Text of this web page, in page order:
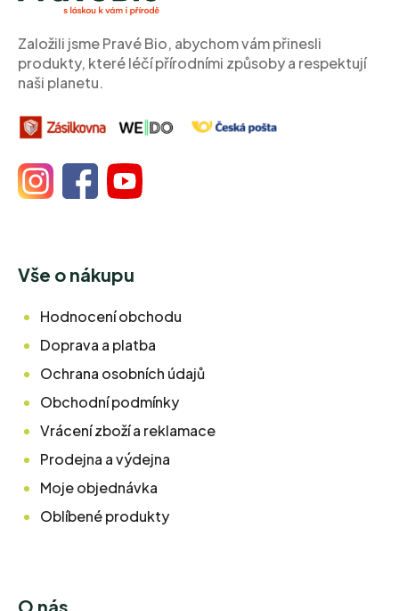
Založili jsme Pravé Bio, abychom vám přinesli
produkty, které léčí přírodními způsoby a respektují
naši planetu.
Vše o nákupu
Hodnocení obchodu
Doprava a platba
Ochrana osobních údajů
Obchodní podmínky
Vrácení zboží a reklamace
Prodejna a výdejna
Moje objednávka
Oblíbené produkty
O nás